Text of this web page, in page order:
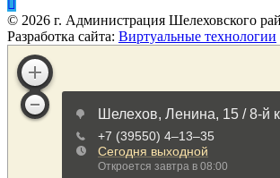
© 2026 г. Администрация Шелеховского
Разработка сайта: Виртуальные технологии